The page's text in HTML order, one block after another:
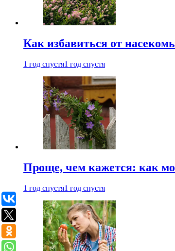
Как избавиться от
1 год спустя1 год спустя
Проще, чем кажется: как
1 год спустя1 год спустя